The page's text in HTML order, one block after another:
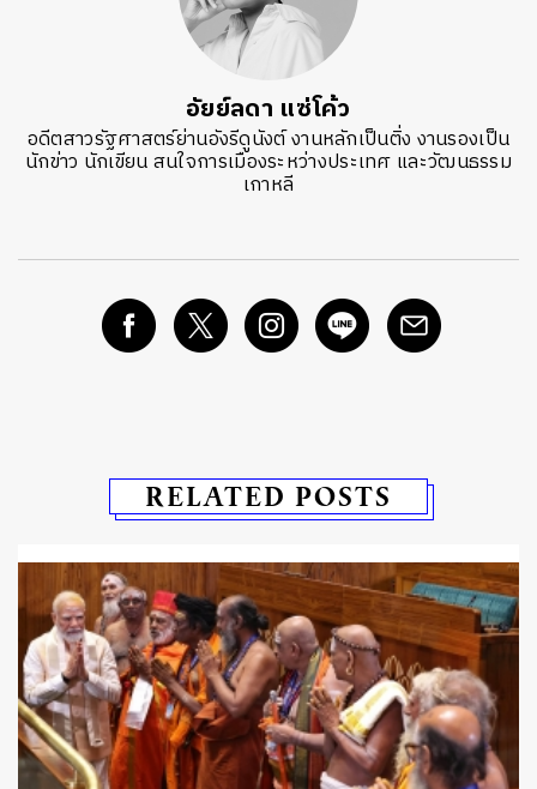
อัยย์ลดา แซ่โค้ว
อดีตสาวรัฐศาสตร์ย่านอังรีดูนังต์ งานหลักเป็นติ่ง งานรองเป็น
นักข่าว นักเขียน สนใจการเมืองระหว่างประเทศ และวัฒนธรรม
เกาหลี
RELATED POSTS